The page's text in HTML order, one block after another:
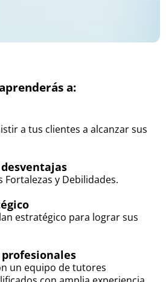
a:
a tus clientes a alcanzar sus
Fortalezas y Debilidades.
estratégico para lograr sus
un equipo de tutores